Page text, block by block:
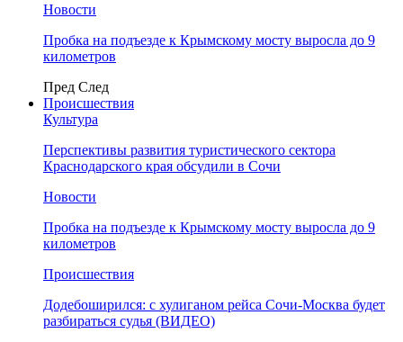
Новости
Пробка на подъезде к Крымскому мосту выросла до 9
километров
Пред След
Происшествия
Культура
Перспективы развития туристического сектора
Краснодарского края обсудили в Сочи
Новости
Пробка на подъезде к Крымскому мосту выросла до 9
километров
Происшествия
Додебоширился: с хулиганом рейса Сочи-Москва будет
разбираться судья (ВИДЕО)